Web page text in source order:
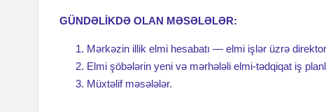
GÜNDƏLİKDƏ OLAN MƏSƏLƏLƏR:
Mərkəzin illik elmi hesabatı — elmi işlər üzrə
Elmi şöbələrin yeni və mərhələli elmi-tədqiqat iş
Müxtəlif məsələlər.